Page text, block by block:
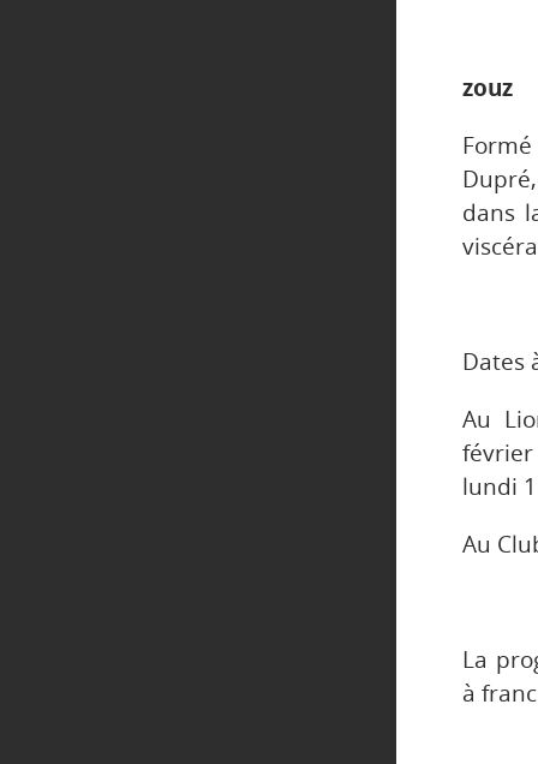
zouz
dans
Dates
Au
lundi
Au
La
à